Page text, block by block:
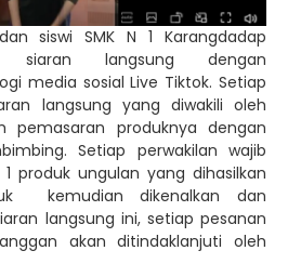
siswi SMK N 1 Karangdadap
siaran langsung dengan
media sosial Live Tiktok. Setiap
langsung yang diwakili oleh
produknya dengan
Setiap perwakilan wajib
produk ungulan yang dihasilkan
kemudian dikenalkan dan
langsung ini, setiap pesanan
akan ditindaklanjuti oleh